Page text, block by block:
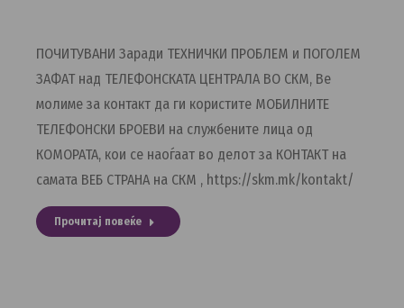
ПОЧИТУВАНИ Заради ТЕХНИЧКИ ПРОБЛЕМ и ПОГОЛЕМ
ЗАФАТ над ТЕЛЕФОНСКАТА ЦЕНТРАЛА ВО СКМ, Ве
молиме за контакт да ги користите МОБИЛНИТЕ
ТЕЛЕФОНСКИ БРОЕВИ на службените лица од
КОМОРАТА, кои се наоѓаат во делот за КОНТАКТ на
самата ВЕБ СТРАНА на СКМ , https://skm.mk/kontakt/
Прочитај повеќе